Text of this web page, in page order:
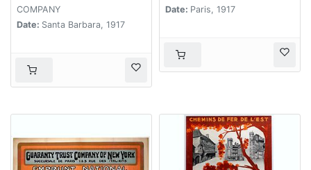
COMPANY
Date: Santa Barbara, 1917
Date: Paris, 1917